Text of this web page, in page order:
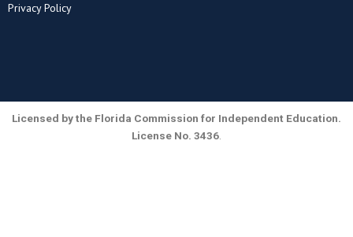
Privacy Policy
Licensed by the Florida Commission for Independent Education.
License No. 3436